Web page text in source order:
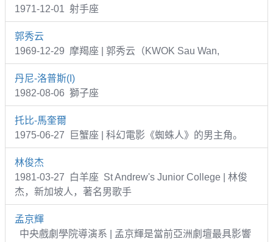
1971-12-01 射手座
郭秀云
1969-12-29 摩羯座 | 郭秀云（KWOK Sau Wan,
丹尼-洛普斯(I)
1982-08-06 獅子座
托比-馬奎爾
1975-06-27 巨蟹座 | 科幻電影《蜘蛛人》的男主角。
林俊杰
1981-03-27 白羊座 St Andrew's Junior College | 林俊
杰，新加坡人，著名男歌手
孟京輝
中央戲劇學院導演系 | 孟京輝是當前亞洲劇壇最具影響